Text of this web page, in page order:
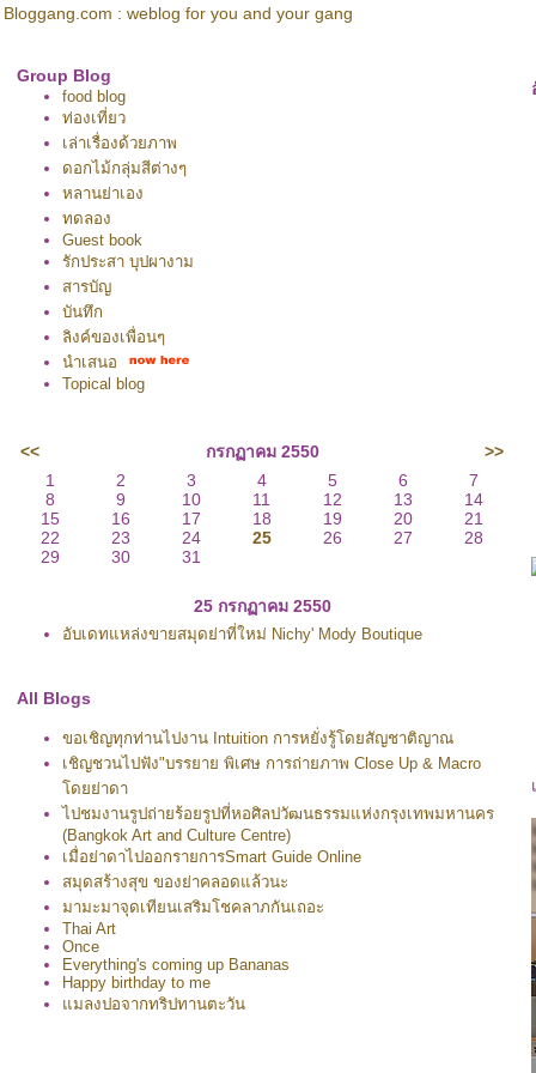
Bloggang.com : weblog for you and your gang
Group Blog
food blog
ท่องเที่ยว
เล่าเรื่องด้วยภาพ
ดอกไม้กลุ่มสีต่างๆ
หลานย่าเอง
ทดลอง
Guest book
รักประสา บุปผางาม
สารบัญ
บันทึก
ลิงค์ของเพื่อนๆ
นำเสนอ
Topical blog
<< กรกฏาคม 2550
>>
1
2 3 4 5 6
7
8
9 10 11 12 13
14
15
16 17 18 19 20
21
22
23 24 25 26 27
28
29
30 31
25 กรกฏาคม 2550
อับเดทแหล่งขายสมุดย่าที่ใหม่ Nichy' Mody Boutique
All Blogs
ขอเชิญทุกท่านไปงาน Intuition การหยั่งรู้โดยสัญชาติญาณ
เชิญชวนไปฟัง"บรรยาย พิเศษ การถ่ายภาพ Close Up & Macro
ดยย่าดา
ไปชมงานรูปถ่ายร้อยรูปที่หอศิลปวัฒนธรรมแห่งกรุงเทพมหานคร
(Bangkok Art and Culture Centre)
เมื่อย่าดาไปออกรายการSmart Guide Online
สมุดสร้างสุข ของย่าคลอดแล้วนะ
มามะมาจุดเทียนเสริมโชคลาภกันเถอะ
Thai Art
Once
Everything's coming up Bananas
Happy birthday to me
มลงปอจากทริปทานตะวัน